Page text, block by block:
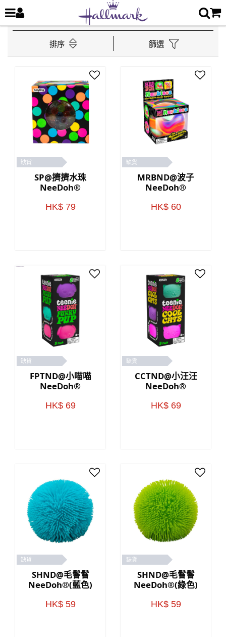
排序 篩選
缺貨
SP@擠擠水珠
NeeDoh®
HK$ 79
缺貨
MRBND@波子
NeeDoh®
HK$ 60
缺貨
FPTND@小喵喵
NeeDoh®
HK$ 69
缺貨
CCTND@小汪汪
NeeDoh®
HK$ 69
缺貨
SHND@毛鬙鬙
NeeDoh®(藍色)
HK$ 59
缺貨
SHND@毛鬙鬙
NeeDoh®(綠色)
HK$ 59